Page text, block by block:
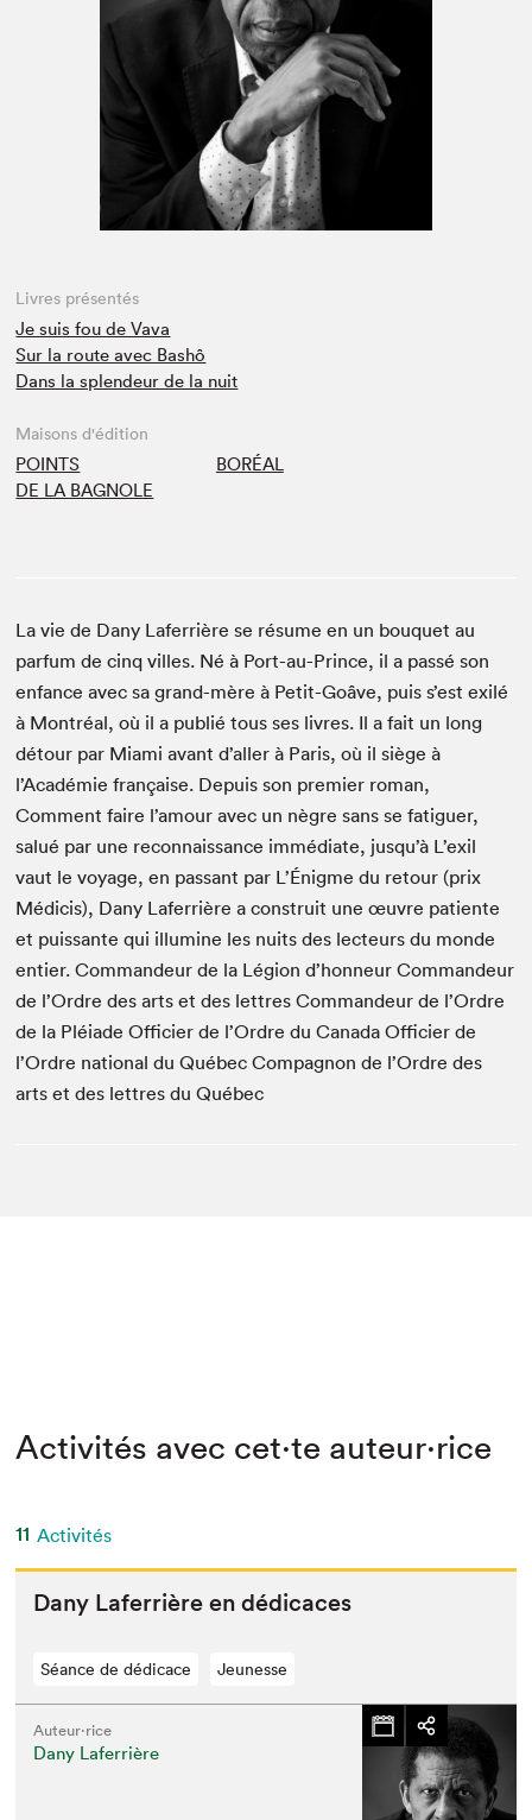
Espace enseignant·e·s
Espace pro
Livres présentés
Je suis fou de Vava
Sur la route avec Bashô
Dans la splendeur de la nuit
Maisons d'édition
POINTS
BORÉAL
DE LA BAGNOLE
La vie de Dany Laferrière se résume en un bouquet au
parfum de cinq villes. Né à Port-au-Prince, il a passé son
enfance avec sa grand-mère à Petit-Goâve, puis s’est exilé
à Montréal, où il a publié tous ses livres. Il a fait un long
détour par Miami avant d’aller à Paris, où il siège à
l’Académie française. Depuis son premier roman,
Comment faire l’amour avec un nègre sans se fatiguer,
salué par une reconnaissance immédiate, jusqu’à L’exil
vaut le voyage, en passant par L’Énigme du retour (prix
Médicis), Dany Laferrière a construit une œuvre patiente
et puissante qui illumine les nuits des lecteurs du monde
entier. Commandeur de la Légion d’honneur Commandeur
de l’Ordre des arts et des lettres Commandeur de l’Ordre
de la Pléiade Officier de l’Ordre du Canada Officier de
l’Ordre national du Québec Compagnon de l’Ordre des
arts et des lettres du Québec
Activités avec cet·te auteur·rice
11 Activités
Dany Lafer­rière en dédicaces
Séance de dédicace Jeunesse
Auteur·rice
Dany Laferrière